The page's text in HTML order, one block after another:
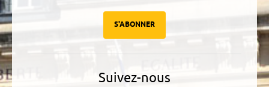
S'ABONNER
Suivez-nous